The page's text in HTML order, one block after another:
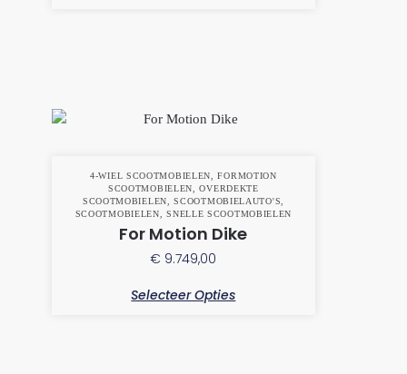
4-WIEL SCOOTMOBIELEN ,FORMOTION
SCOOTMOBIELEN ,OVERDEKTE
SCOOTMOBIELEN ,SCOOTMOBIELAUTO'S
SCOOTMOBIELEN ,SNELLE SCOOTMOBIELEN
For Motion Dike
€ 9.749,00
Selecteer Opties